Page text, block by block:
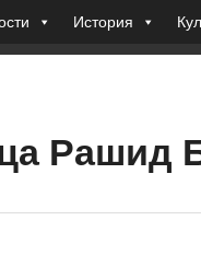
История
Рашид